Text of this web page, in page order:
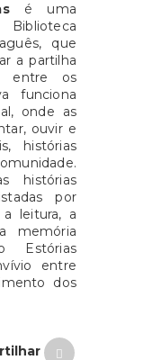
é uma
Biblioteca
que
a partilha
entre os
funciona
onde as
ouvir e
histórias
histórias
por
leitura, a
memória
Estórias
entre
dos